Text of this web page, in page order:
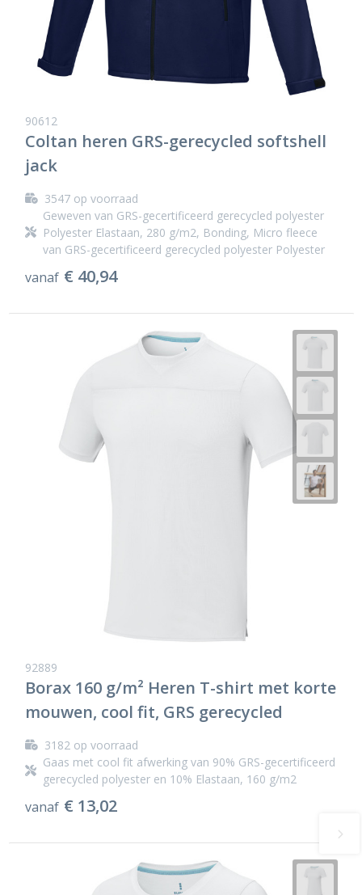
90612
Coltan heren GRS-gerecycled softshell
jack
3547op voorraad
Geweven van GRS-gecertificeerd gerecycled polyester
Polyester Elastaan, 280 g/m2, Bonding, Micro fleece
van GRS-gecertificeerd gerecycled polyester Polyester
vanaf € 40,94
92889
Borax 160 g/m² Heren T-shirt met korte
mouwen, cool fit, GRS gerecycled
3182op voorraad
Gaas met cool fit afwerking van 90% GRS-gecertificeerd
gerecycled polyester en 10% Elastaan, 160 g/m2
vanaf € 13,02